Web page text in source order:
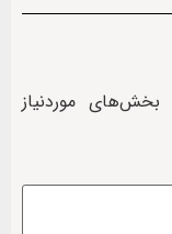
بخش‌های موردنیاز